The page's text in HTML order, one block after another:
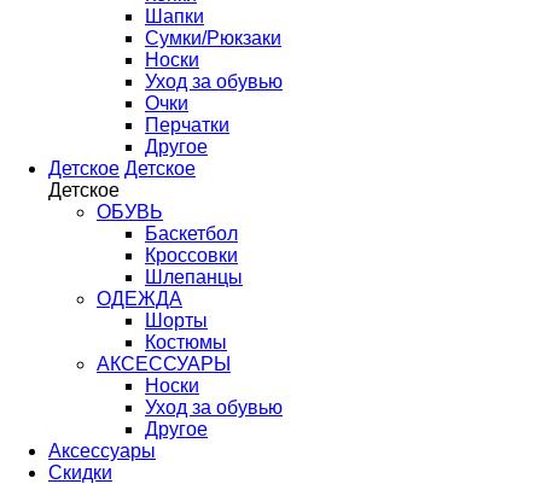
Шапки
Сумки/Рюкзаки
Носки
Уход за обувью
Очки
Перчатки
Другое
Детское Детское
Детское
ОБУВЬ
Баскетбол
Кроссовки
Шлепанцы
ОДЕЖДА
Шорты
Костюмы
АКСЕССУАРЫ
Носки
Уход за обувью
Другое
Аксессуары
Скидки